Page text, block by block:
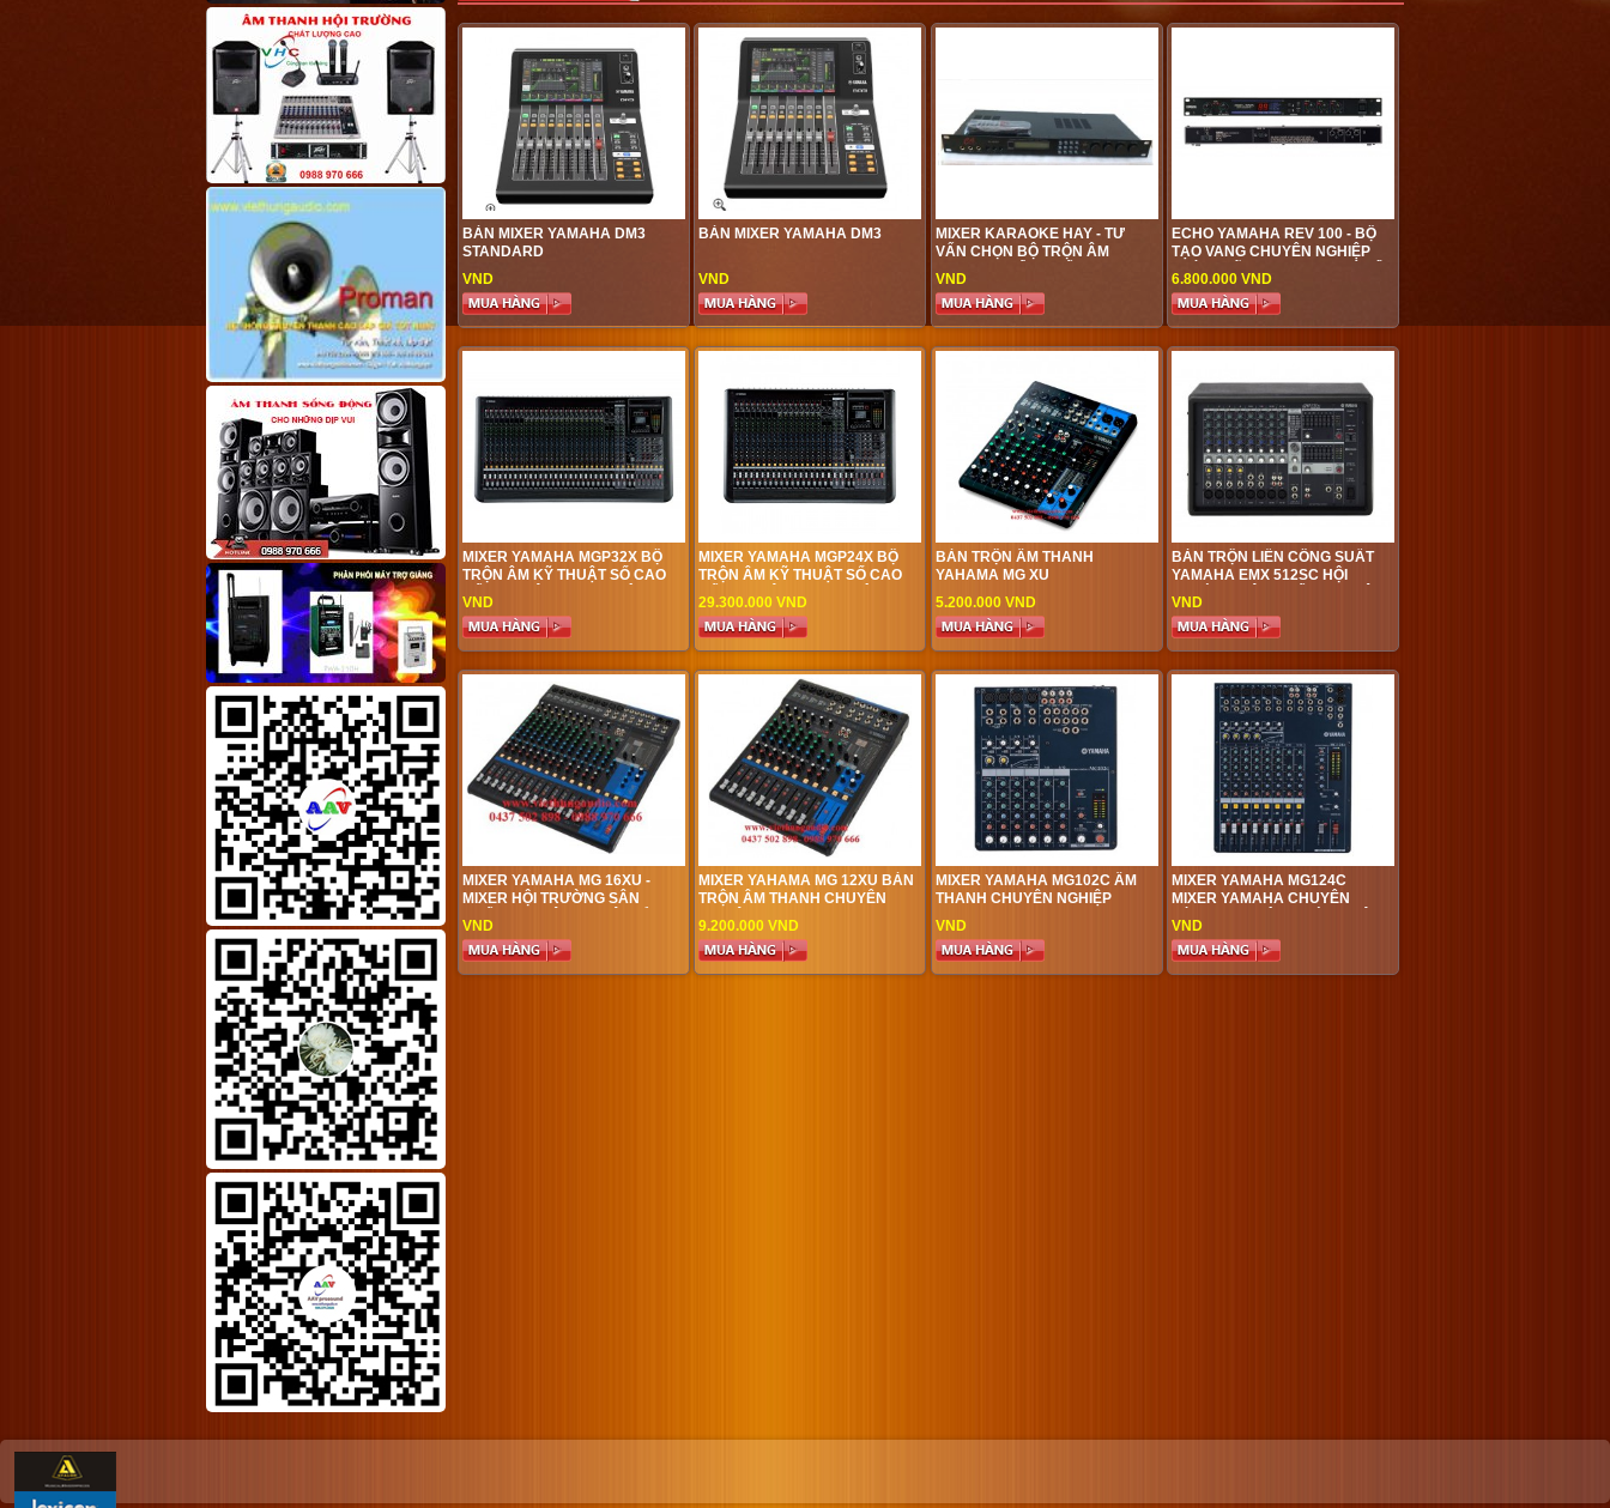
BÀN MIXER YAMAHA DM3
STANDARD
VND
BÀN MIXER YAMAHA DM3
VND
MIXER KARAOKE HAY - TƯ
VẤN CHỌN BỘ TRỘN ÂM
MIXER CHUẨN NHẤT
VND
ECHO YAMAHA REV 100 - BỘ
TẠO VANG CHUYÊN NGHIỆP
CHÍNH HÃNG YAMAHA GIÁ TỐT
NHẤT
6.800.000 VND
MIXER YAMAHA MGP32X BỘ
TRỘN ÂM KỸ THUẬT SỐ CAO
CẤP CHO ÂM THANH HỘI
TRƯỜNG SÂN KHẤU, BIỂU
DIỄN, TỔ CHỨC SỰ KIỆN, VŨ
TRƯỜNG, TRƯỜNG HỌC
VND
MIXER YAMAHA MGP24X BỘ
TRỘN ÂM KỸ THUẬT SỐ CAO
CẤP CHO ÂM THANH HỘI
TRƯỜNG SÂN KHẤU, BIỂU
DIỄN, TỔ CHỨC SỰ KIỆN, VŨ
TRƯỜNG, TRƯỜNG HỌC
29.300.000 VND
BÀN TRỘN ÂM THANH
YAHAMA MG XU
5.200.000 VND
BÀN TRỘN LIỀN CÔNG SUẤT
YAMAHA EMX 512SC HỘI
TRƯỜNG SÂN KHẤU CHUYÊN
NGHIỆP
VND
MIXER YAMAHA MG 16XU -
MIXER HỘI TRƯỜNG SÂN
KHẤU CHUYÊN NGHIỆP ĐỈNH
CAO
VND
MIXER YAHAMA MG 12XU BÀN
TRỘN ÂM THANH CHUYÊN
NGHIỆP
9.200.000 VND
MIXER YAMAHA MG102C ÂM
THANH CHUYÊN NGHIỆP
VND
MIXER YAMAHA MG124C
MIXER YAMAHA CHUYÊN
DÙNG CHO HỘI TRƯỜNG,SÂN
KHẤU,QUÁN BAR,VŨ TRƯỜNG
VND